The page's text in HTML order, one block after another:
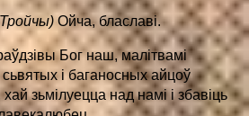
Ойча, блаславі.
Бог наш, малітвамі
і баганосных айцоў
зьмілуецца над намі і збавіць